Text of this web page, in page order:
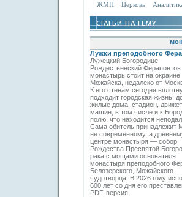
ЖМП Церковь
Лужки преподобного
Лужецкий Богородице-
Рождественский Ферапонтов
монастырь стоит на окраине
Можайска, недалеко от
К его стенам сегодня
подходит городская жизнь:
жилые дома, стадион,
машин, в том числе и к
полю, что находится
Сама обитель принадлежит
не современному, а
центре монастыря — собор
Рождества Пресвятой
рака с мощами основателя
монастыря преподобного
Белозерского, Можайского
чудотворца. В 2026 году
600 лет со дня его
PDF-версия.